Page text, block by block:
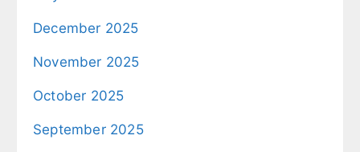
December 2025
November 2025
October 2025
September 2025